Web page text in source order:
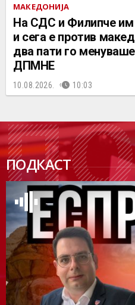
МАКЕДОНИЈА
На СДС и Филипче им
и сега е против
два пати го
ДПМНЕ
10.08.2026. 10:03
ПОДКАСТ